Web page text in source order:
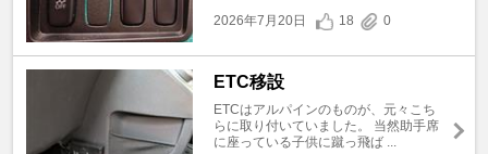
2026年7月20日
18 0
ETC移設
ETCはアルパインのものが、元々こち
らに取り付いていました。 当然助手席
に座っている子供に蹴っ飛ば ...